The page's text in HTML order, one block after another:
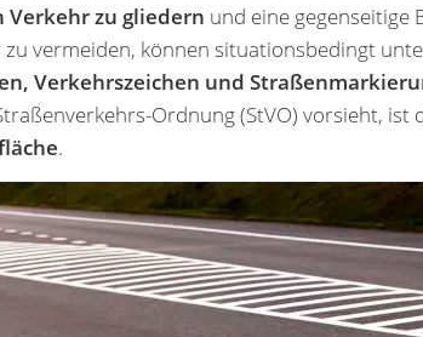
zu gliedern und eine gegenseitige
vermeiden, können situationsbedingt
Verkehrszeichen und
Ordnung (StVO) vorsieht, ist
.